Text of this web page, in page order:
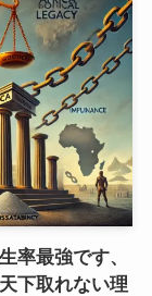
率最強です、
下取れない理